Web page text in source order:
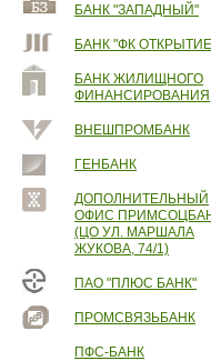
БАНК "ЗАПАДНЫЙ"
БАНК "ФК
БАНК ЖИЛИЩНОГО
ФИНАНСИРОВАНИЯ
ВНЕШПРОМБАНК
ГЕНБАНК
ДОПОЛНИТЕЛЬНЫЙ
ОФИС
(ЦО УЛ. МАРШАЛА
ЖУКОВА, 74/1)
ПАО "ПЛЮС БАНК"
ПРОМСВЯЗЬБАНК
ПФС-БАНК